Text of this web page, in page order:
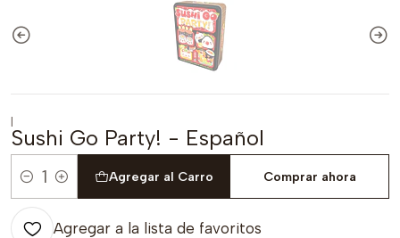
|
Sushi Go Party! - Español
Cantidad
Agregar al Carro Comprar ahora
Agregar a la lista de favoritos